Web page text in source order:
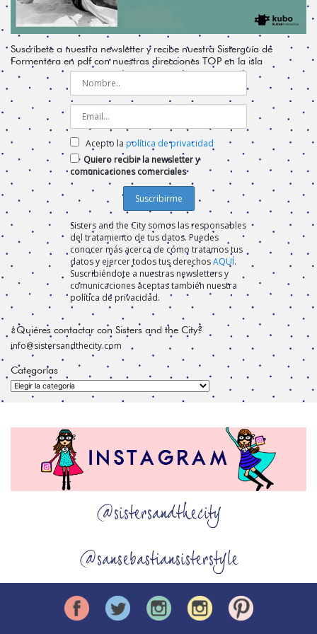
Suscríbete a nuestra newsletter y recibe nuestra Sisterguía de
Formentera en pdf con nuestras direcciones TOP en la isla
Acepto la política de privacidad
Quiero recibir la newsletter y
comunicaciones comerciales
Sisters and the City somos las responsables
del tratamiento de tus datos. Puedes
conocer más acerca de cómo tratamos tus
datos y ejercer todos tus derechosAQUÍ.
Suscribiéndote a nuestras newsletters y
comunicaciones aceptas también nuestra
política de privacidad.
¿Quiéres contactar con Sisters and the City?
info@sistersandthecity.com
Categorías
Categorías
@sistersandthecity
@sansebastiansisterstyle